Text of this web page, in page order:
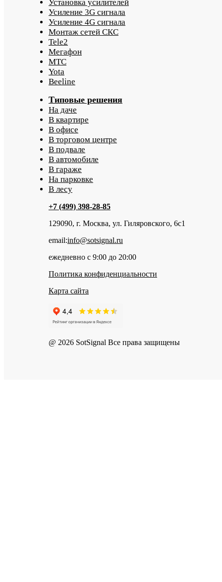
Установка усилителей
Усиление 3G сигнала
Усиление 4G сигнала
Монтаж сетей СКС
Tele2
Мегафон
МТС
Yota
Beeline
Типовые решения
На даче
В квартире
В офисе
В торговом центре
В подвале
В автомобиле
В гараже
На парковке
В лесу
+7 (499) 398-28-85
129090, г. Москва, ул. Гиляровского, 6с1
email:info@sotsignal.ru
ежедневно с 9:00 до 20:00
Политика конфиденциальности
Карта сайта
@ 2026 SotSignal Все права защищены